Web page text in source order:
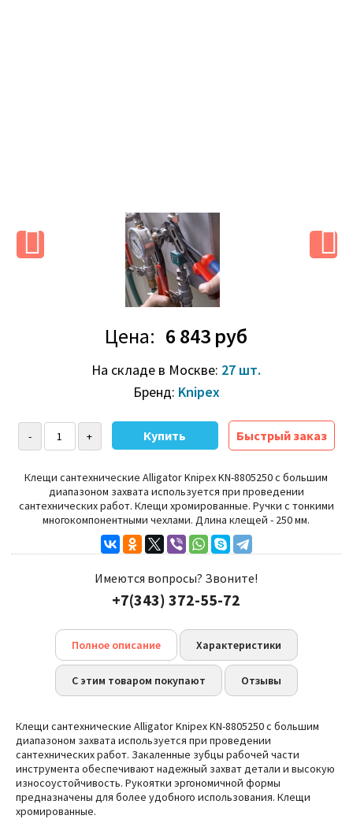
Цена: 6 843 руб
На складе в Москве: 27 шт.
Бренд: Knipex
Быстрый заказ
Клещи сантехнические Alligator Knipex KN-8805250с большим
диапазоном захвата используется при проведении
сантехнических работ. Клещи хромированные. Ручки с тонкими
многокомпонентными чехлами.Длина клещей - 250 мм.
Имеются вопросы? Звоните!
+7(343) 372-55-72
Полное описание Характеристики
С этим товаром покупают Отзывы
Клещи сантехнические Alligator Knipex KN-8805250с большим
диапазоном захвата используется при проведении
сантехнических работ. Закаленные зубцы рабочей части
инструмента обеспечивают надежный захват детали и высокую
износоустойчивость. Рукоятки эргономичной формы
предназначены для более удобного использования. Клещи
хромированные.